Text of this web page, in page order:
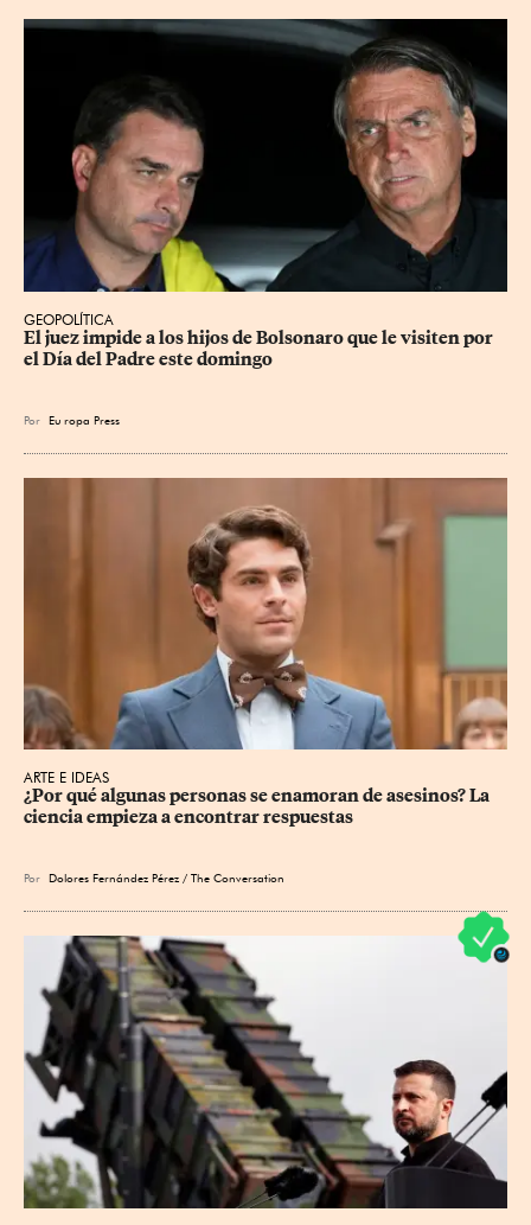
GEOPOLÍTICA
El juez impide a los hijos de Bolsonaro que le visiten por
el Día del Padre este domingo
Por Eu ropa Press
ARTE E IDEAS
¿Por qué algunas personas se enamoran de asesinos? La
ciencia empieza a encontrar respuestas
Por Dolores Fernández Pérez / The Conversation